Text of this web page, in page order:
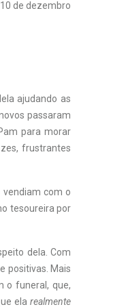
10 de dezembro
ajudando as
passaram
para morar
frustrantes
vendiam com o
tesoureira por
dela. Com
positivas. Mais
o funeral, que,
ela realmente